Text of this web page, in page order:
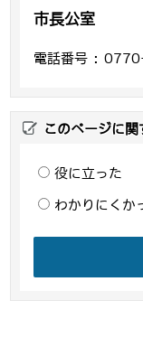
市長公室
電話番号
このページに関
役に立った
わかりにくか